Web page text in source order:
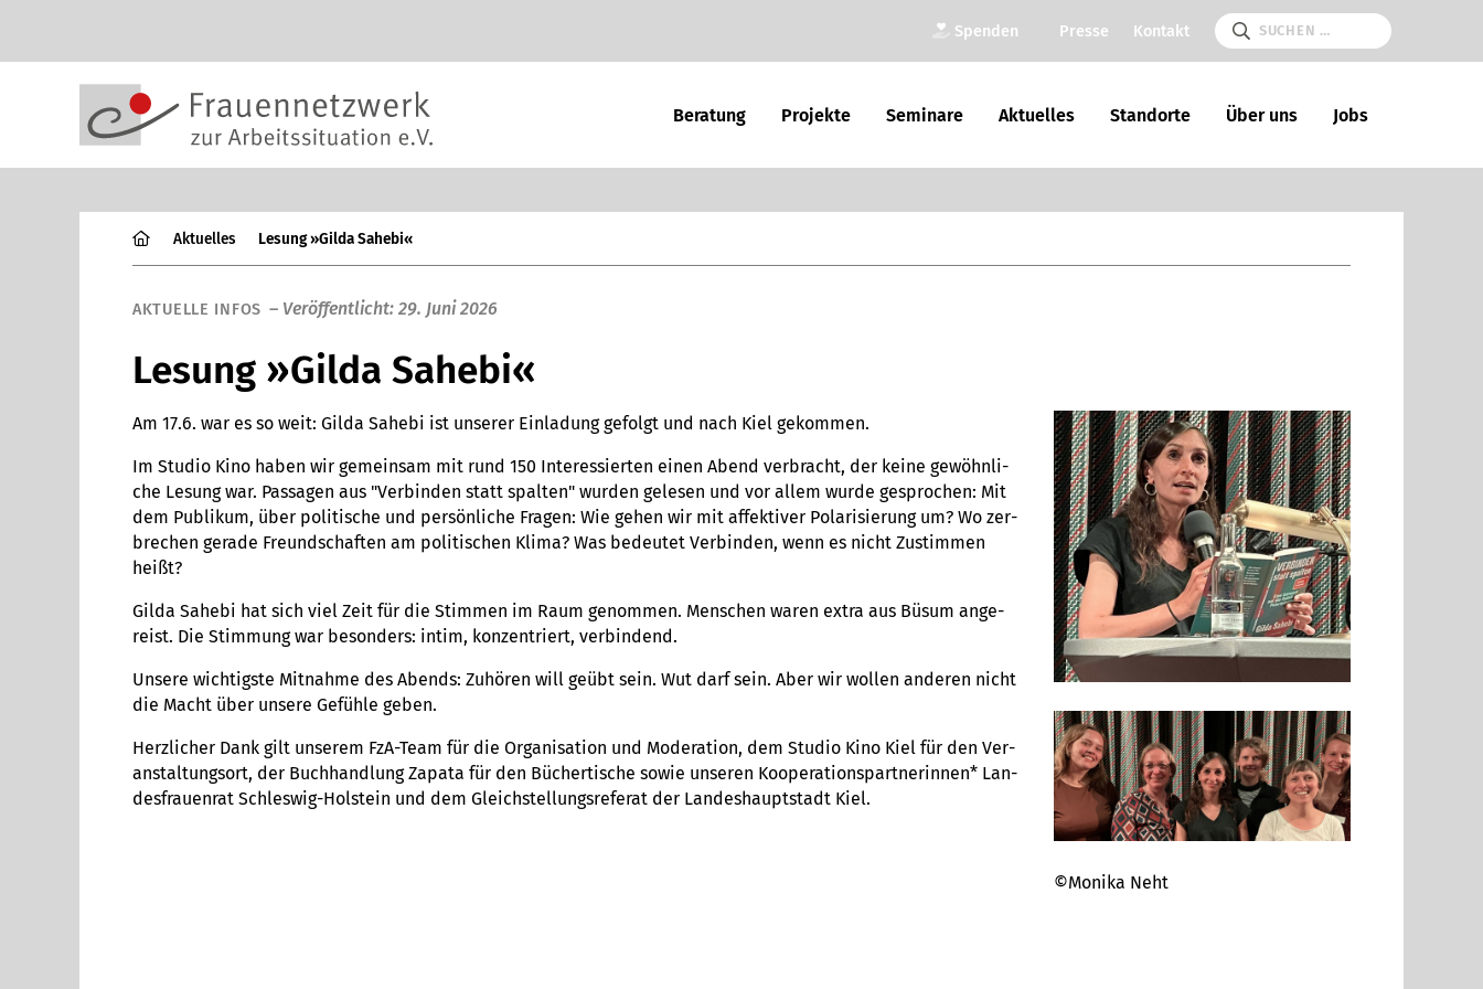
Spenden Presse Kontakt
Bera­tung Pro­jekte Semi­nare Aktu­el­les Stand­orte Über uns Jobs
Aktu­el­les Lesung »Gilda Sahebi«
AKTU­ELLE INFOS – Ver­öf­fent­licht: 29. Juni 2026
Lesung »Gilda Sahebi«
Am 17.6. war es so weit: Gilda Sahebi ist unse­rer Ein­la­dung gefolgt und nach Kiel gekom­men.
Im Studio Kino haben wir gemein­sam mit rund 150 Inter­es­sier­ten einen Abend ver­bracht, der keine gewöhn­li­
che Lesung war. Pas­sa­gen aus "Ver­bin­den statt spal­ten" wurden gele­sen und vor allem wurde gespro­chen: Mit
dem Publi­kum, über poli­ti­sche und per­sön­li­che Fragen: Wie gehen wir mit affek­ti­ver Pola­ri­sie­rung um? Wo zer­
bre­chen gerade Freund­schaf­ten am poli­ti­schen Klima? Was bedeu­tet Ver­bin­den, wenn es nicht Zustim­men
heißt?
Gilda Sahebi hat sich viel Zeit für die Stim­men im Raum genom­men. Men­schen waren extra aus Büsum ange­
reist. Die Stim­mung war beson­ders: intim, kon­zen­triert, ver­bin­dend.
Unsere wich­tigste Mit­nahme des Abends: Zuhö­ren will geübt sein. Wut darf sein. Aber wir wollen ande­ren nicht
die Macht über unsere Gefühle geben.
Herz­li­cher Dank gilt unse­rem FzA-Team für die Orga­ni­sa­tion und Modera­tion, dem Studio Kino Kiel für den Ver­
an­stal­tungs­ort, der Buch­hand­lung Zapata für den Bücher­ti­sche sowie unse­ren Koope­ra­ti­ons­part­ne­rin­nen* Lan­
des­frau­en­rat Schles­wig-Hol­stein und dem Gleich­stel­lungs­re­fe­rat der Lan­des­haupt­stadt Kiel.
©Monika Neht